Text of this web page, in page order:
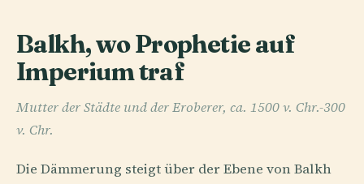
Balkh, wo Prophetie auf
Imperium traf
Mutter der Städte und der Eroberer, ca. 1500 v. Chr.-300
v. Chr.
Die Dämmerung steigt über der Ebene von Balkh